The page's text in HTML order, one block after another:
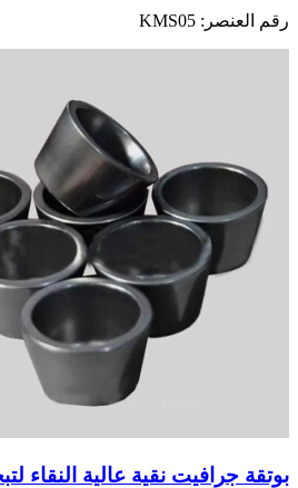
رقم العنصر:
بوتقة جرافيت نقية عالية النقاء